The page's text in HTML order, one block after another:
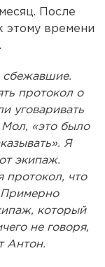
После
этому времени
сбежавшие.
протокол о
уговаривать
Мол, «это было
Я
экипаж.
протокол, что
Примерно
который
не говоря,
Антон.